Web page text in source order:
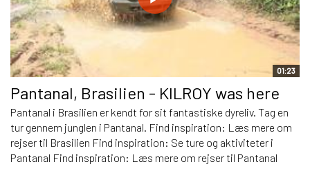
01:23
Pantanal, Brasilien - KILROY was here
Pantanal i Brasilien er kendt for sit fantastiske dyreliv. Tag en
tur gennem junglen i Pantanal. Find inspiration: Læs mere om
rejser til Brasilien Find inspiration: Se ture og aktiviteter i
Pantanal Find inspiration: Læs mere om rejser til Pantanal